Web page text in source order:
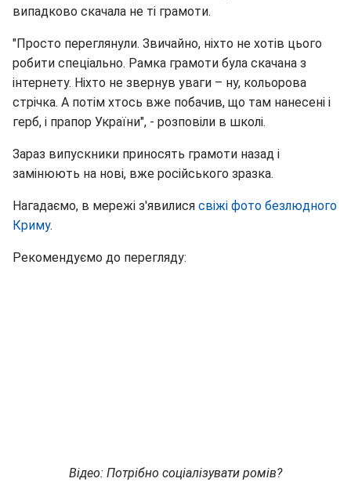
випадково скачала не ті грамоти.
"Просто переглянули. Звичайно, ніхто не хотів цього
робити спеціально. Рамка грамоти була скачана з
інтернету. Ніхто не звернув уваги – ну, кольорова
стрічка. А потім хтось вже побачив, що там нанесені і
герб, і прапор України", - розповіли в школі.
Зараз випускники приносять грамоти назад і
замінюють на нові, вже російського зразка.
Нагадаємо, в мережі з'явилися свіжі фото безлюдного
Криму.
Рекомендуємо до перегляду:
Відео: Потрібно соціалізувати ромів?